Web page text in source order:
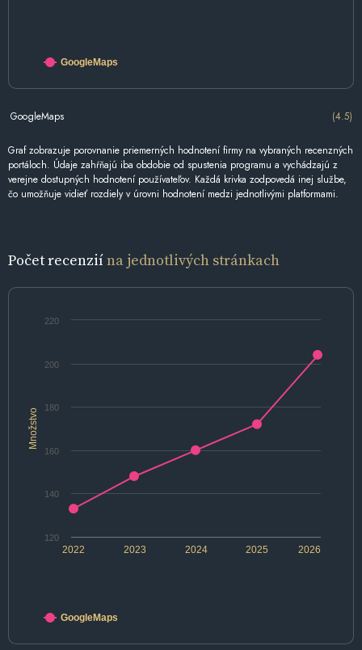
GoogleMaps
GoogleMaps (4.5)
Graf zobrazuje porovnanie priemerných hodnotení firmy na vybraných recenzných
portáloch. Údaje zahŕňajú iba obdobie od spustenia programu a vychádzajú z
verejne dostupných hodnotení používateľov. Každá krivka zodpovedá inej službe,
čo umožňuje vidieť rozdiely v úrovni hodnotení medzi jednotlivými platformami.
Počet recenziína jednotlivých stránkach
Množstvo
2022 2024 2026
2023 2025
120
140
160
180
200
220
GoogleMaps